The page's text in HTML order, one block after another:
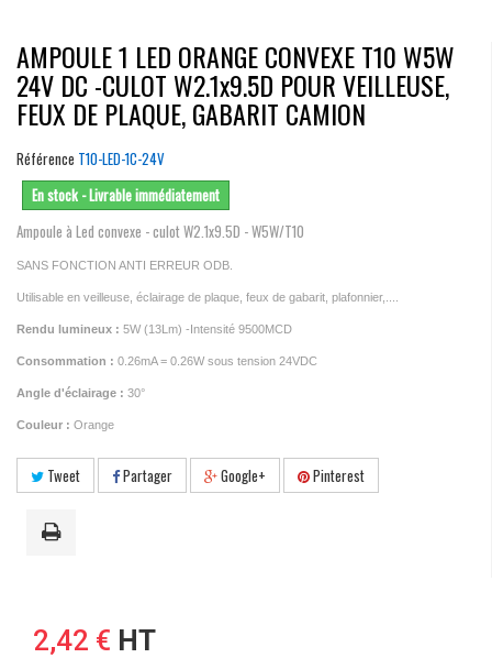
AMPOULE 1 LED ORANGE CONVEXE T10 W5W
24V DC -CULOT W2.1x9.5D POUR VEILLEUSE,
FEUX DE PLAQUE, GABARIT CAMION
Référence T10-LED-1C-24V
En stock - Livrable immédiatement
Ampoule à Led convexe - culot W2.1x9.5D - W5W/T10
SANS FONCTION ANTI ERREUR ODB.
Utilisable en veilleuse, éclairage de plaque, feux de gabarit, plafonnier,....
Rendu lumineux : 5W (13Lm) -Intensité 9500MCD
Consommation : 0.26mA = 0.26W sous tension 24VDC
Angle d'éclairage : 30°
Couleur : Orange
Tweet Partager Google+ Pinterest
2,42 € HT